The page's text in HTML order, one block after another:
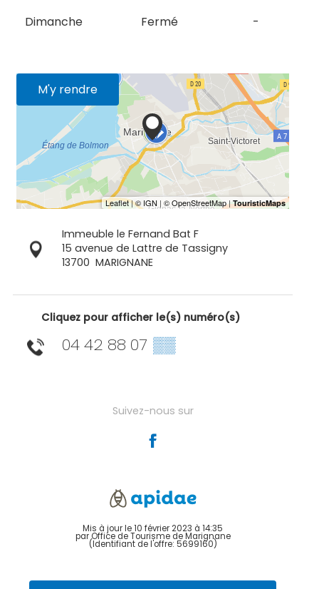
Dimanche Fermé -
M'y rendre
Immeuble le Fernand Bat F
15 avenue de Lattre de Tassigny
13700 MARIGNANE
Cliquez pour afficher le(s) numéro(s)
04 42 88 07 ▒▒
Suivez-nous sur
Mis à jour le 10 février 2023 à 14:35
par Office de Tourisme de Marignane
(Identifiant de l'offre: 5699160)